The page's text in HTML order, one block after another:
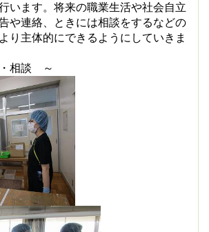
います。将来の職業生活や社会自立
や連絡、ときには相談をするなどの
り主体的にできるようにしていきま
相談 ～